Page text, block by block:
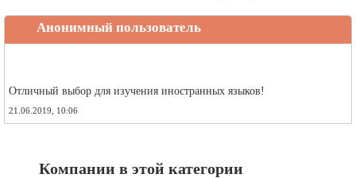
Анонимный пользователь
Отличный выбор для изучения иностранных языков!
21.06.2019, 10:06
Компании в этой категории